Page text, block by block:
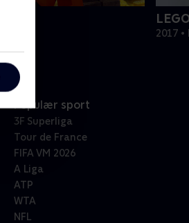
2017
Populær sport
3F Superliga
Tour de France
FIFA VM 2026
A Liga
ATP
WTA
NFL